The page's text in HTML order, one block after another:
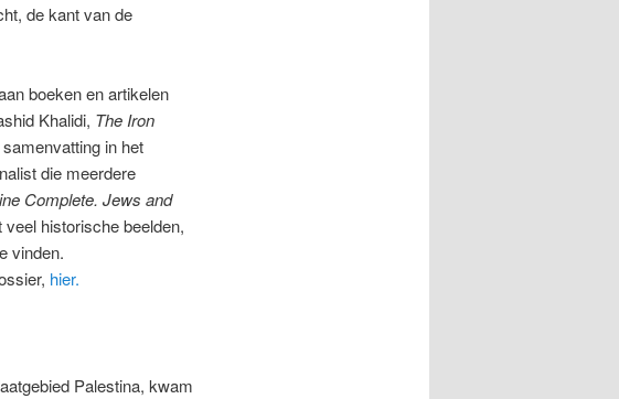
de kant van de
boeken en artikelen
Khalidi, The Iron
in het
die meerdere
Complete. Jews and
historische beelden,
vinden.
hier.
Palestina, kwam